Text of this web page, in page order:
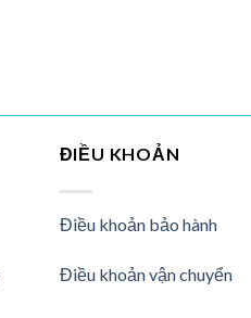
ĐIỀU KHOẢN
Điều khoản bảo hành
Điều khoản vận chuyển